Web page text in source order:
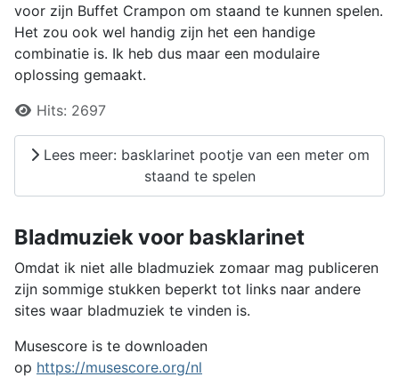
voor zijn Buffet Crampon om staand te kunnen spelen.
Het zou ook wel handig zijn het een handige
combinatie is. Ik heb dus maar een modulaire
oplossing gemaakt.
Details
Hits: 2697
Lees meer: basklarinet pootje van een meter om
staand te spelen
Bladmuziek voor basklarinet
Omdat ik niet alle bladmuziek zomaar mag publiceren
zijn sommige stukken beperkt tot links naar andere
sites waar bladmuziek te vinden is.
Musescore is te downloaden
op https://musescore.org/nl